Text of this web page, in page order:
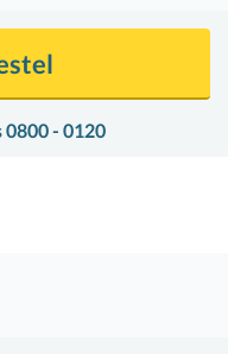
0800 - 0120